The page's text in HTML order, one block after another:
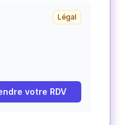
Légal
votre RDV